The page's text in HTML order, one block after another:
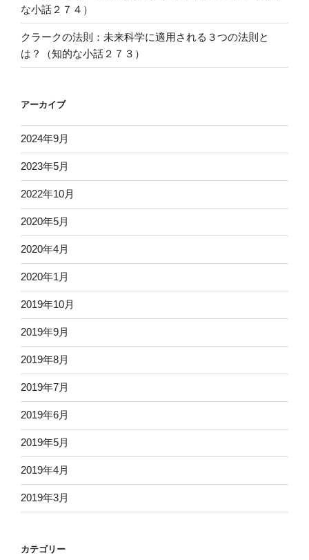
な小話２７４）
クラークの法則：未来科学に適用される３つの法則と
は？（知的な小話２７３）
アーカイブ
2024年9月
2023年5月
2022年10月
2020年5月
2020年4月
2020年1月
2019年10月
2019年9月
2019年8月
2019年7月
2019年6月
2019年5月
2019年4月
2019年3月
カテゴリー